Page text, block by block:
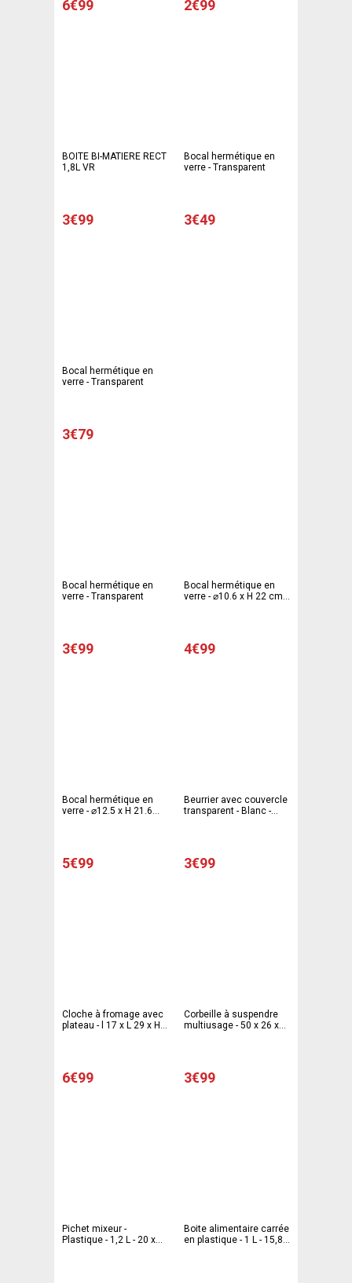
6€99 2€99
BOITE BI-MATIERE RECT
1,8L VR
3€99
Bocal hermétique en
verre - Transparent
3€49
Bocal hermétique en
verre - Transparent
3€79
Bocal hermétique en
verre - Transparent
3€99
Bocal hermétique en
verre - ⌀10.6 x H 22 cm -
4€99
Bocal hermétique en
verre - ⌀12.5 x H 21.6
5€99
Beurrier avec couvercle
transparent - Blanc -
3€99
Cloche à fromage avec
plateau - l 17 x L 29 x H
6€99
Corbeille à suspendre
multiusage - 50 x 26 x
3€99
Pichet mixeur -
Plastique - 1,2 L - 20 x
Boite alimentaire carrée
en plastique - 1 L - 15,8 x